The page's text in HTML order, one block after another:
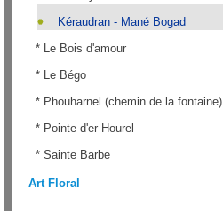
Kéraudran - Mané Bogad
*
Le Bois d'amour
*
Le Bégo
* Phouharnel (chemin de la fontaine)
* Pointe d'er Hourel
* Sainte Barbe
Art Floral